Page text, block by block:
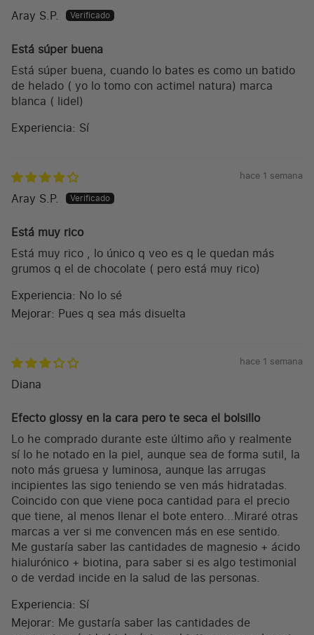
Aray S.P.
Está súper buena
Está súper buena, cuando lo bates es como un batido
de helado ( yo lo tomo con actimel natura) marca
blanca ( lidel)
Experiencia: Sí
hace 1 semana
Aray S.P.
Está muy rico
Está muy rico , lo único q veo es q le quedan más
grumos q el de chocolate ( pero está muy rico)
Experiencia: No lo sé
Mejorar: Pues q sea más disuelta
hace 1 semana
Diana
Efecto glossy en la cara pero te seca el bolsillo
Lo he comprado durante este último año y realmente
sí lo he notado en la piel, aunque sea de forma sutil, la
noto más gruesa y luminosa, aunque las arrugas
incipientes las sigo teniendo se ven más hidratadas.
Coincido con que viene poca cantidad para el precio
que tiene, al menos llenar el bote entero...Miraré otras
marcas a ver si me convencen más en ese sentido.
Me gustaría saber las cantidades de magnesio + ácido
hialurónico + biotina, para saber si es algo testimonial
o de verdad incide en la salud de las personas.
Experiencia: Sí
Mejorar: Me gustaría saber las cantidades de